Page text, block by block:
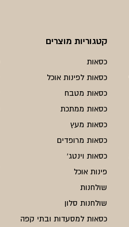
קטגוריות מוצרים
כסאות
כסאות לפינות אוכל
כסאות מטבח
כסאות ממתכת
כסאות מעץ
כסאות מרופדים
כסאות וינטג'
פינות אוכל
שולחנות
שולחנות סלון
כסאות למסעדות ובתי קפה